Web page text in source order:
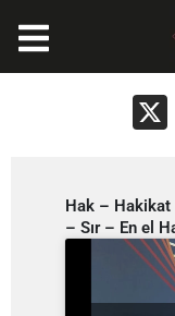
Inhalt
Hak – Hakikat
– Sır – En el